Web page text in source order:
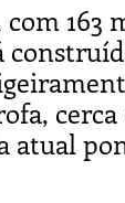
163
atual